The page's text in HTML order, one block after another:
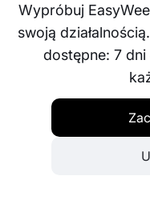
Wypróbuj
swoją
dostępne: 7